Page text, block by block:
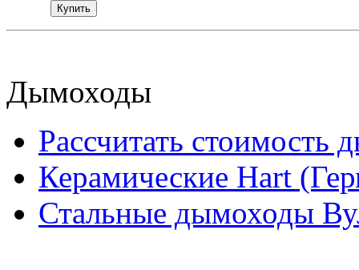
Купить
Дымоходы
Рассчитать стоимость
Керамические Hart
Стальные дымоходы